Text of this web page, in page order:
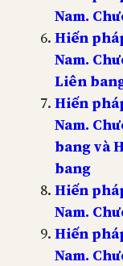
Nam.
Hiến
Nam.
Liên
Hiến
Nam.
bang và
bang
Hiến
Nam.
Hiến
Nam.